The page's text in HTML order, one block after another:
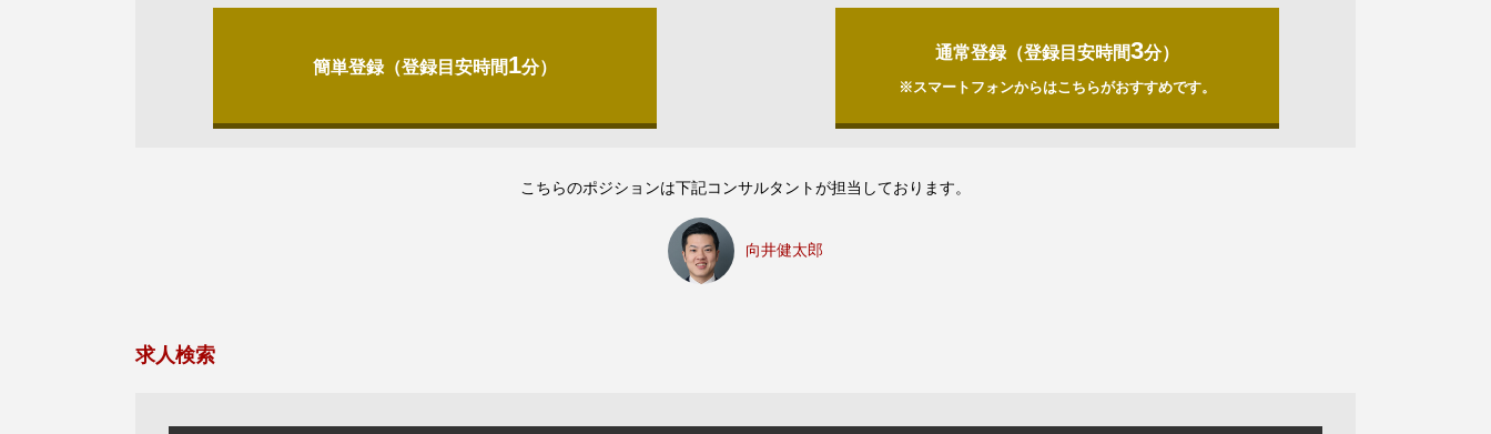
簡単登録（登録目安時間1分）
通常登録（登録目安時間3分）
※スマートフォンからはこちらがおすすめです。
こちらのポジションは下記コンサルタントが担当しております。
向井健太郎
求人検索